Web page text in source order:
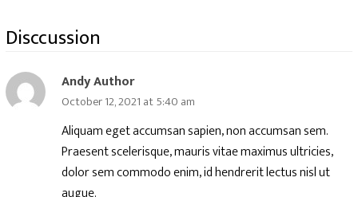
Disccussion
Andy Author
October 12, 2021 at 5:40 am
Aliquam eget accumsan sapien, non accumsan sem.
Praesent scelerisque, mauris vitae maximus ultricies,
dolor sem commodo enim, id hendrerit lectus nisl ut